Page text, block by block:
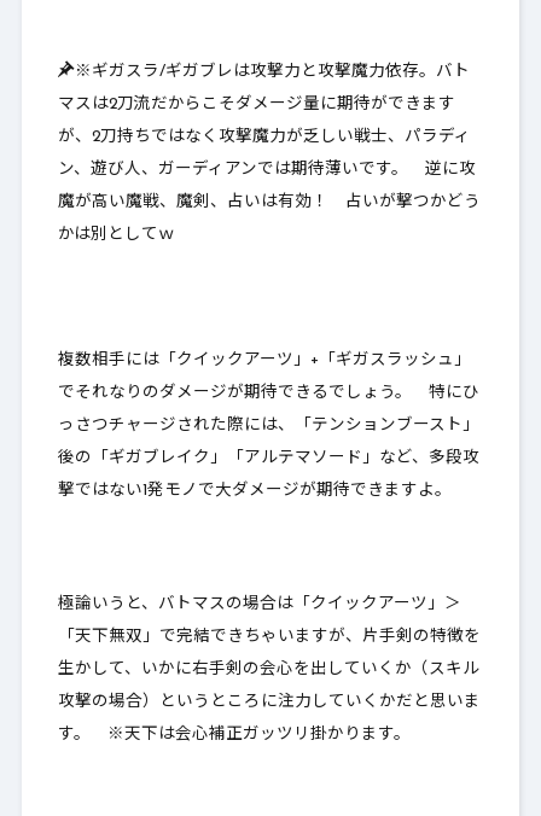
※ギガスラ/ギガブレは攻撃力と攻撃魔力依存。バト
マスは2刀流だからこそダメージ量に期待ができます
が、2刀持ちではなく攻撃魔力が乏しい戦士、パラディ
ン、遊び人、ガーディアンでは期待薄いです。 逆に攻
魔が高い魔戦、魔剣、占いは有効！ 占いが撃つかどう
かは別としてｗ
複数相手には「クイックアーツ」+「ギガスラッシュ」
でそれなりのダメージが期待できるでしょう。 特にひ
っさつチャージされた際には、「テンションブースト」
後の「ギガブレイク」「アルテマソード」など、多段攻
撃ではない1発モノで大ダメージが期待できますよ。
極論いうと、バトマスの場合は「クイックアーツ」＞
「天下無双」で完結できちゃいますが、片手剣の特徴を
生かして、 いかに右手剣の会心を出していくか （スキル
攻撃の場合）というところに注力していくかだと思いま
す。 ※天下は会心補正ガッツリ掛かります。